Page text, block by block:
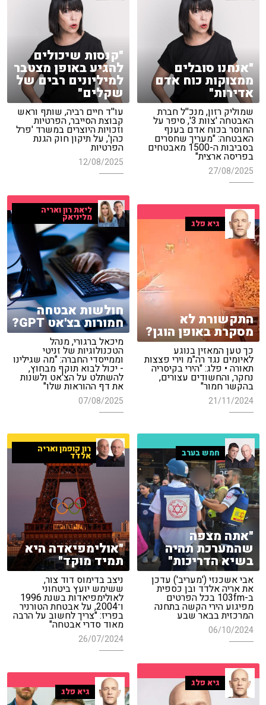
"אנחנו סובלים
ממצוקות כוח אדם
אדירות"
שמוליק רזון, מנכ''ל חברת
האבטחה 'צוות 3', סיפר על
החוסר בכוח אדם בענף
האבטחה: "מעריך שחסרים
בסביבות ה-1500 מאבטחים
בפריסה ארצית"
27/08/2025
"קנסות שיכולים
להגיע באופן מצטבר
למיליונים רבים של
שקלים"
עו''ד חיים רביה, שותף וראש
קבוצת הסייבר, הפרטיות
וזכויות היוצרים במשרד 'פרל
כהן', על תיקון חוק הגנת
הפרטיות
12/08/2025
ליאת רון ואריה
מליניאק
חולשות אבטחה
חמורות בצ'אט GPT?
מיכאל ברגורי, מנהל
הטכנולוגיות של זניטי
וממייסדי החברה: "מה שגילינו
- יכול לבוא תוקף מבחוץ,
להשתלט על הצ'אט ולשנות
את דף ההוראות שלו"
07/08/2025
גיא פלג
התקשורת לא
מסקרת באופן הוגן?
כך טען המאזין בנוגע
לאיומים נגד רה"מ וירי פצצות
תאורה • פלג: "הירי בקיסריה
נחקר, והחשודים עצורים,
בהקשר חמור"
21/11/2024
חמש בערב
"אתה מצפה
שהמערכת תהיה
בשיא הדריכות"
אבי אשכנזי ('מעריב') עדכן
את אריה אלדד ובן כספית
ב-103fm בכל הפרטים
מפיגוע הירי הקשה בתחנה
המרכזית בבאר שבע
06/10/2024
רון קופמן ואריה
אלדד
"אולימפיאדה היא
תמיד מוקד"
ניצב בדימוס דוד צור,
ששימש יועץ ביטחוני
לאולימפיאדות בשנת 1996
ו־2004, על אבטחת הטורניר
בפריז: "צריך לחשוב על הרבה
מאוד סדרי אבטחה"
26/07/2024
גיא פלג
גיא פלג